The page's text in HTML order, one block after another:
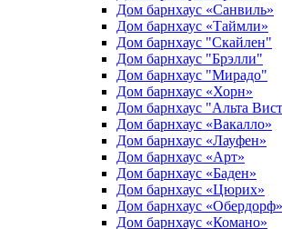
Дом барнхаус «Санвиль»
Дом барнхаус «Таймли»
Дом барнхаус "Скайлен"
Дом барнхаус "Брэлли"
Дом барнхаус "Мирадо"
Дом барнхаус «Хорн»
Дом барнхаус "Альта
Дом барнхаус «Вакалло»
Дом барнхаус «Лауфен»
Дом барнхаус «Арт»
Дом барнхаус «Баден»
Дом барнхаус «Цюрих»
Дом барнхаус «Обердорф»
Дом барнхаус «Комано»